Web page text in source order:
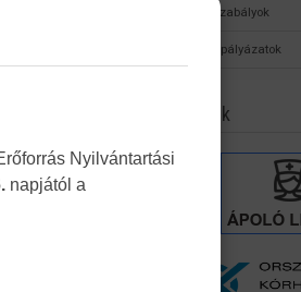
hogy külföldi (nem
dolgozók
amennyiben
Jogszabályok
Álláspályázatok
Linkek
Nyilvántartási
napjától a